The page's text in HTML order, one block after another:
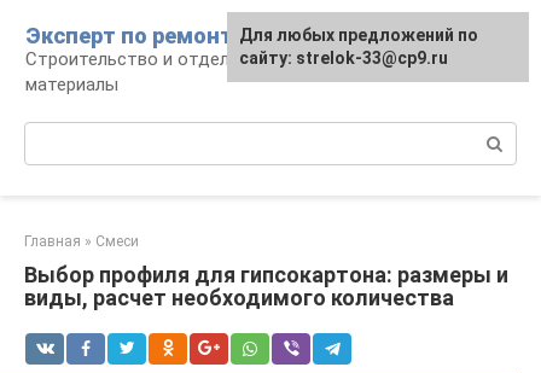
контенту
Эксперт по ремонту
Строительство и отделка: работы и
материалы
Главная » Смеси
Выбор профиля для гипсокартона: размеры и
виды, расчет необходимого количества
Для любых предложений по
сайту: strelok-33@cp9.ru
Для любых предложений по
сайту: strelok-33@cp9.ru